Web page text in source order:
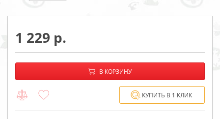
1 229
−
В КОРЗИНУ
КУПИТЬ В 1 КЛИК